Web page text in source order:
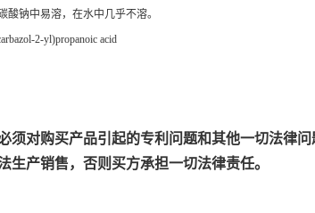
酸钠中易溶，在水中几乎不溶。
2-yl)propanoic acid
须对购买产品引起的专利问题和其他一切法律
产销售，否则买方承担一切法律责任。